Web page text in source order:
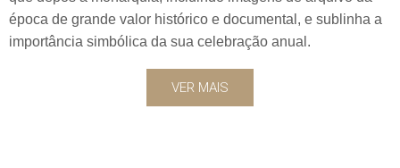
época de grande valor histórico e documental, e sublinha a
importância simbólica da sua celebração anual.
VER MAIS